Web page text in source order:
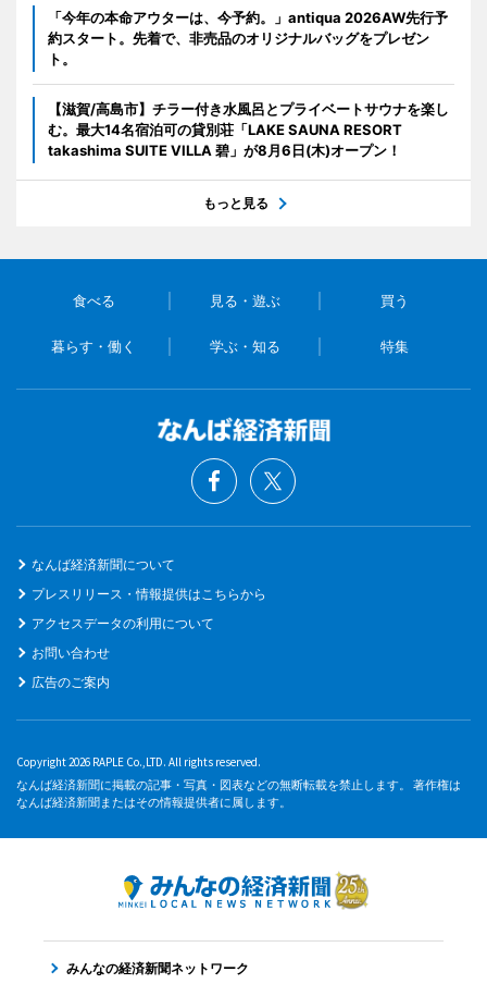
「今年の本命アウターは、今予約。」antiqua 2026AW先行予
約スタート。先着で、非売品のオリジナルバッグをプレゼン
ト。
【滋賀/高島市】チラー付き水風呂とプライベートサウナを楽し
む。最大14名宿泊可の貸別荘「LAKE SAUNA RESORT
takashima SUITE VILLA 碧」が8月6日(木)オープン！
もっと見る
食べる 見る・遊ぶ 買う
暮らす・働く 学ぶ・知る 特集
なんば経済新聞について
プレスリリース・情報提供はこちらから
アクセスデータの利用について
お問い合わせ
広告のご案内
Copyright 2026 RAPLE Co.,LTD. All rights reserved.
なんば経済新聞に掲載の記事・写真・図表などの無断転載を禁止します。 著作権は
なんば経済新聞またはその情報提供者に属します。
みんなの経済新聞ネットワーク